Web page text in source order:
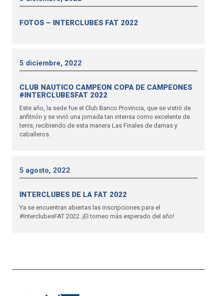
FOTOS – INTERCLUBES FAT 2022
5 diciembre, 2022
CLUB NAUTICO CAMPEON COPA DE CAMPEONES
#INTERCLUBESFAT 2022
Este año, la sede fue el Club Banco Provincia, que se vistió de
anfitrión y se vivió una jornada tan intensa como excelente de
tenis, recibiendo de esta manera Las Finales de damas y
caballeros.
5 agosto, 2022
INTERCLUBES DE LA FAT 2022
Ya se encuentran abiertas las inscripciones para el
#InterclubesFAT 2022. ¡El torneo más esperado del año!